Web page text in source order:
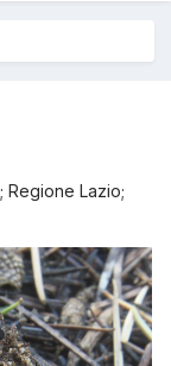
; Regione Lazio;